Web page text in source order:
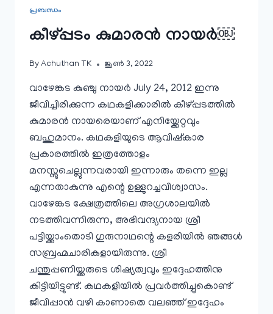
പ്രബന്ധം
കീഴ്പ്പടം കുമാരൻ നായർ￼
By Achuthan TK ജൂൺ 3, 2022
വാഴേങ്കട കുഞ്ചു നായർ July 24, 2012 ഇന്നു
ജീവിച്ചിരിക്കുന്ന കഥകളിക്കാരിൽ കീഴ്പ്പടത്തിൽ
കുമാരൻ നായരെയാണ്‌ എനിയ്ക്കേറ്റവും
ബഹുമാനം. കഥകളിയുടെ ആവിഷ്കാര
പ്രകാരത്തിൽ ഇത്രത്തോളം
മനസ്സുചെല്ലുന്നവരായി ഇന്നാരും തന്നെ ഇല്ല
എന്നതാകുന്നു എന്റെ ഉള്ളുറച്ചവിശ്വാസം.
വാഴേങ്കട ക്ഷേത്രത്തിലെ അഗ്രശാലയിൽ
നടത്തിവന്നിരുന്ന, അഭിവന്ദ്യനായ ശ്രീ
പട്ടിയ്ക്കാംതൊടി ഗുരുനാഥന്റെ കളരിയിൽ ഞങ്ങൾ
സബ്രഹ്മചാരികളായിരുന്നു. ശ്രീ
ചന്തുപ്പണിയ്ക്കരുടെ ശിഷ്യത്വവും ഇദ്ദേഹത്തിനു
കിട്ടിയിട്ടുണ്ട്‌. കഥകളിയിൽ പ്രവർത്തിച്ചുകൊണ്ട്‌
ജീവിപ്പാൻ വഴി കാണാതെ വലഞ്ഞ്‌ ഇദ്ദേഹം